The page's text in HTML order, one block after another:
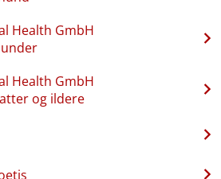
Health GmbH
Health GmbH
og ildere